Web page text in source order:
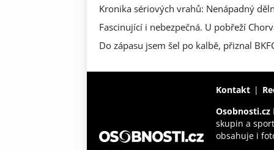
Kronika sériových vrahů: Nenápadný
Fascinující i nebezpečná. U pobřeží
Do zápasu jsem šel po kalbě, přiznal
Kontakt
Osobnosti.cz
skupin a
obsahuje i